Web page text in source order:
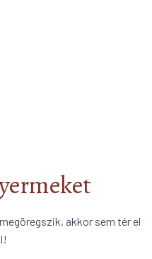
akkor sem tér el